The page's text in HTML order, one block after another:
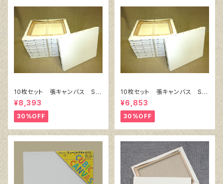
10枚セット 張キャンバス Sn
owWhite SPC（綿・ポリエステ
ル）F6 410㎜×318㎜
¥8,393
30%OFF
10枚セット 張キャンバス Sn
owWhite SPC（綿・ポリエステ
ル）F4 333㎜×242㎜
¥6,853
30%OFF